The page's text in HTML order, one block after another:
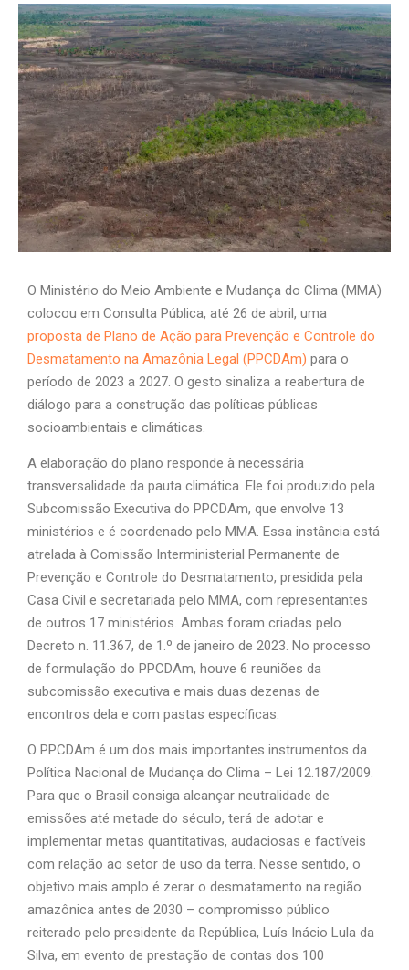
O Ministério do Meio Ambiente e Mudança do Clima (MMA)
colocou em Consulta Pública, até 26 de abril, uma
proposta de Plano de Ação para Prevenção e Controle do
Desmatamento na Amazônia Legal (PPCDAm) para o
período de 2023 a 2027. O gesto sinaliza a reabertura de
diálogo para a construção das políticas públicas
socioambientais e climáticas.
A elaboração do plano responde à necessária
transversalidade da pauta climática. Ele foi produzido pela
Subcomissão Executiva do PPCDAm, que envolve 13
ministérios e é coordenado pelo MMA. Essa instância está
atrelada à Comissão Interministerial Permanente de
Prevenção e Controle do Desmatamento, presidida pela
Casa Civil e secretariada pelo MMA, com representantes
de outros 17 ministérios. Ambas foram criadas pelo
Decreto n. 11.367, de 1.º de janeiro de 2023. No processo
de formulação do PPCDAm, houve 6 reuniões da
subcomissão executiva e mais duas dezenas de
encontros dela e com pastas específicas.
O PPCDAm é um dos mais importantes instrumentos da
Política Nacional de Mudança do Clima – Lei 12.187/2009.
Para que o Brasil consiga alcançar neutralidade de
emissões até metade do século, terá de adotar e
implementar metas quantitativas, audaciosas e factíveis
com relação ao setor de uso da terra. Nesse sentido, o
objetivo mais amplo é zerar o desmatamento na região
amazônica antes de 2030 – compromisso público
reiterado pelo presidente da República, Luís Inácio Lula da
Silva, em evento de prestação de contas dos 100